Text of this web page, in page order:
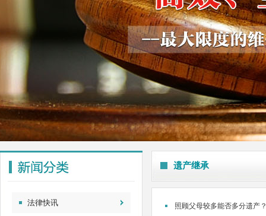
法律快讯
遗产继承
照顾父母较多能否多分遗产